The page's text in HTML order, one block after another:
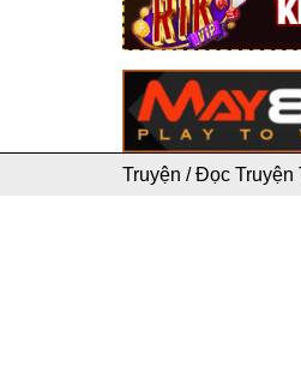
Truyện /Đọc Truyện